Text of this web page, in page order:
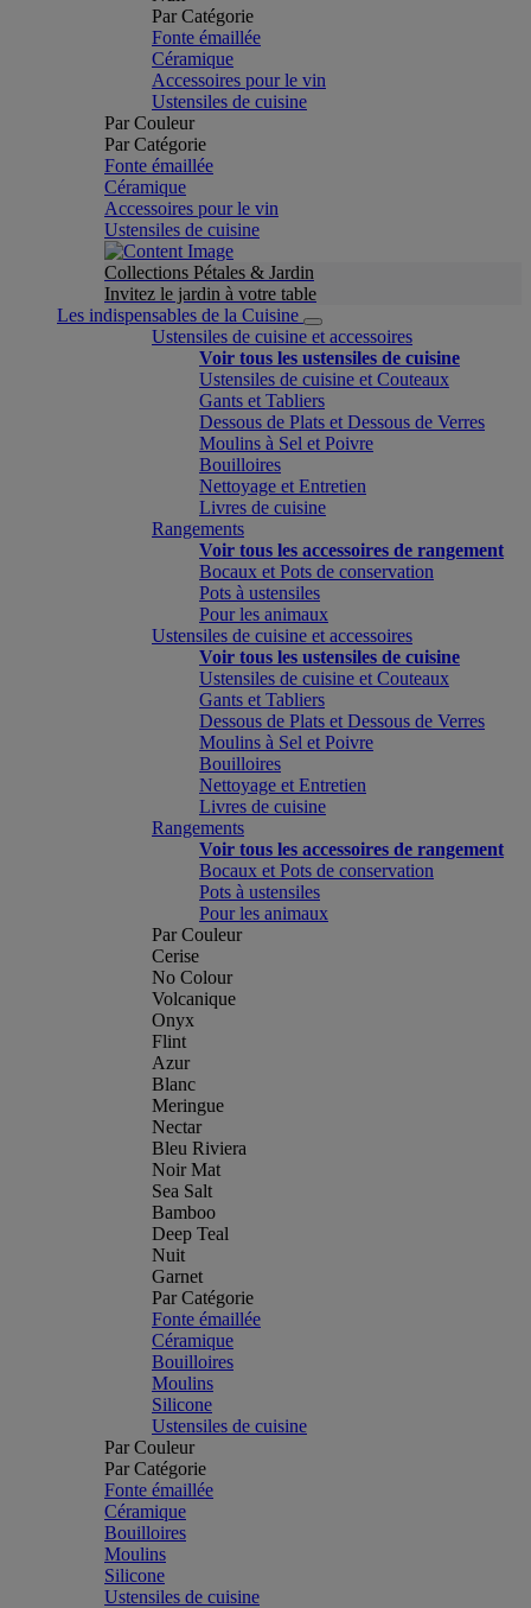
Par Catégorie
Fonte émaillée
Céramique
Accessoires pour le vin
Ustensiles de cuisine
Par Couleur
Par Catégorie
Fonte émaillée
Céramique
Accessoires pour le vin
Ustensiles de cuisine
Collections Pétales & Jardin
Invitez le jardin à votre table
Les indispensables de la Cuisine
Ustensiles de cuisine et accessoires
Voir tous les ustensiles de cuisine
Ustensiles de cuisine et Couteaux
Gants et Tabliers
Dessous de Plats et Dessous de Verres
Moulins à Sel et Poivre
Bouilloires
Nettoyage et Entretien
Livres de cuisine
Rangements
Voir tous les accessoires de rangement
Bocaux et Pots de conservation
Pots à ustensiles
Pour les animaux
Ustensiles de cuisine et accessoires
Voir tous les ustensiles de cuisine
Ustensiles de cuisine et Couteaux
Gants et Tabliers
Dessous de Plats et Dessous de Verres
Moulins à Sel et Poivre
Bouilloires
Nettoyage et Entretien
Livres de cuisine
Rangements
Voir tous les accessoires de rangement
Bocaux et Pots de conservation
Pots à ustensiles
Pour les animaux
Par Couleur
Cerise
No Colour
Volcanique
Onyx
Flint
Azur
Blanc
Meringue
Nectar
Bleu Riviera
Noir Mat
Sea Salt
Bamboo
Deep Teal
Nuit
Garnet
Par Catégorie
Fonte émaillée
Céramique
Bouilloires
Moulins
Silicone
Ustensiles de cuisine
Par Couleur
Par Catégorie
Fonte émaillée
Céramique
Bouilloires
Moulins
Silicone
Ustensiles de cuisine